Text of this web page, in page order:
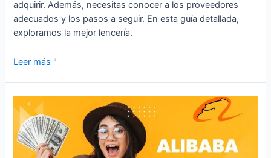
adquirir. Además, necesitas conocer a los proveedores
adecuados y los pasos a seguir. En esta guía detallada,
exploramos la mejor lencería.
Leer más "